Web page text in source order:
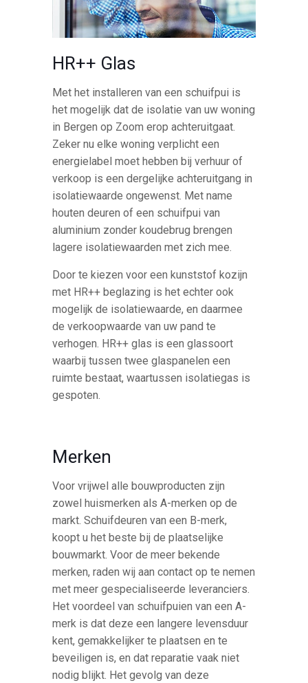
HR++ Glas
Met het installeren van een schuifpui is
het mogelijk dat de isolatie van uw woning
in Bergen op Zoom erop achteruitgaat.
Zeker nu elke woning verplicht een
energielabel moet hebben bij verhuur of
verkoop is een dergelijke achteruitgang in
isolatiewaarde ongewenst. Met name
houten deuren of een schuifpui van
aluminium zonder koudebrug brengen
lagere isolatiewaarden met zich mee.
Door te kiezen voor een kunststof kozijn
met HR++ beglazing is het echter ook
mogelijk de isolatiewaarde, en daarmee
de verkoopwaarde van uw pand te
verhogen. HR++ glas is een glassoort
waarbij tussen twee glaspanelen een
ruimte bestaat, waartussen isolatiegas is
gespoten.
Merken
Voor vrijwel alle bouwproducten zijn
zowel huismerken als A-merken op de
markt. Schuifdeuren van een B-merk,
koopt u het beste bij de plaatselijke
bouwmarkt. Voor de meer bekende
merken, raden wij aan contact op te nemen
met meer gespecialiseerde leveranciers.
Het voordeel van schuifpuien van een A-
merk is dat deze een langere levensduur
kent, gemakkelijker te plaatsen en te
beveiligen is, en dat reparatie vaak niet
nodig blijkt. Het gevolg van deze